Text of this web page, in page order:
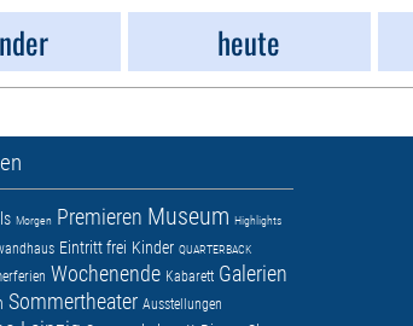
heute
Morgen Premieren Museum Highlights
Eintritt frei Kinder QUARTERBACK
Wochenende Kabarett Galerien
Sommertheater Ausstellungen